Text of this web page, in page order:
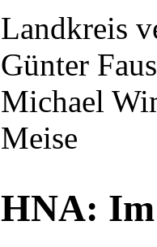
Landkreis
Günter
Michael
Meise
HNA: